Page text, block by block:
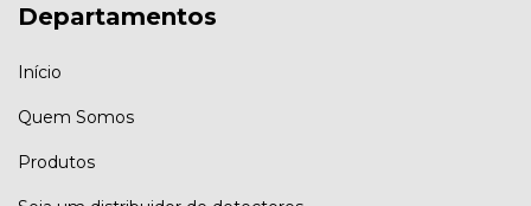
Departamentos
Início
Quem Somos
Produtos